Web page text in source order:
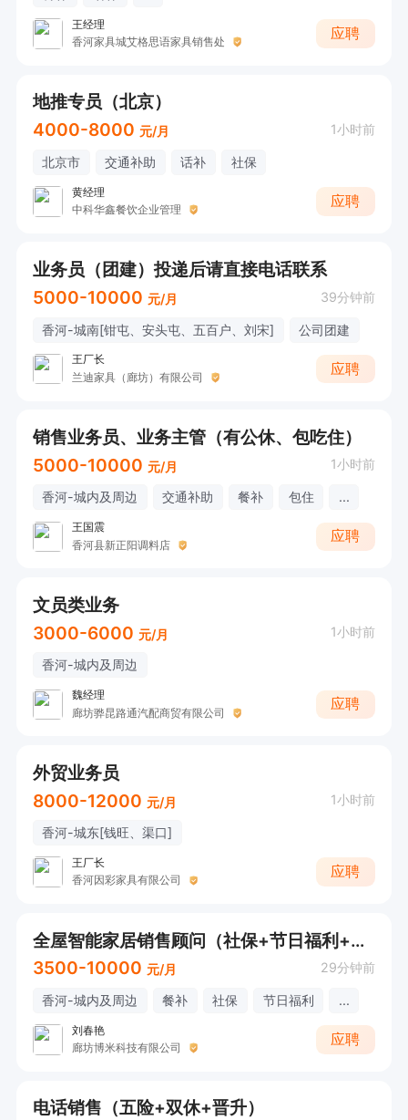
王经理
香河家具城艾格思语家具销售处
应聘
地推专员（北京）
4000-8000 元/月 1小时前
北京市 交通补助 话补 社保
黄经理
中科华鑫餐饮企业管理
应聘
业务员（团建）投递后请直接电话联系
5000-10000 元/月 39分钟前
香河-城南[钳屯、安头屯、五百户、刘宋] 公司团建
王厂长
兰迪家具（廊坊）有限公司
应聘
销售业务员、业务主管（有公休、包吃住）
5000-10000 元/月 1小时前
香河-城内及周边 交通补助 餐补 包住 ...
王国震
香河县新正阳调料店
应聘
文员类业务
3000-6000 元/月 1小时前
香河-城内及周边
魏经理
廊坊骅昆路通汽配商贸有限公司
应聘
外贸业务员
8000-12000 元/月 1小时前
香河-城东[钱旺、渠口]
王厂长
香河因彩家具有限公司
应聘
全屋智能家居销售顾问（社保+节日福利+团建）
3500-10000 元/月 29分钟前
香河-城内及周边 餐补 社保 节日福利 ...
刘春艳
廊坊博米科技有限公司
应聘
电话销售（五险+双休+晋升）